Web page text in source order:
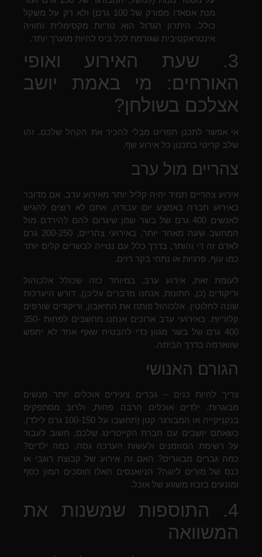
מנת אסאדו מפורק של 100 גרם) ולא רק על משקל
כולל. היתרון הגדול הוא טריות מקסימלית וחוויה
אינטראקטיבית שגורמת לכל ביס להיות מוערך יותר.
3. שעת האירוע ואופי
האורחים: מי באמת יושב
אצלכם בשולחן?
אי אפשר לתכנן תפריט מבלי להכיר את הקהל שלכם. זהו
שלב קריטי בתכנון כל אירוע שף.
צהריים מול ערב
אירוע צהריים תמיד יהיה קליל יותר מאירוע ערב. אם מדובר
באירוע חברה באמצע יום עבודה, אתם לא רוצים להגיש
לאנשים 400 גרם של בשר שמן שיגרום להם להירדם מול
המחשב שעה מאחר יותר. באירועי צהריים, 200-250 גרם
לאדם זה די והותר, בדרך כלל עם נטייה לבשרים קלים יותר
כמו עוף, פרגיות או נתחי בקר רזים.
לעומת זאת, אירוע ערב, במיוחד כזה שכולל אלכוהול
וריקודים (כן, חתונות, אנחנו מדברים עליכן), דורש היערכות
שונה לחלוטין. אלכוהול פותח את התיאבון, וריקודים שורפים
קלוריות. באירועי ערב ארוכים אנחנו מחשבים לפחות 350-
400 גרם של בשר מגוון כדי להבטיח שאף אחד לא יחפש
שווארמה בדרך הביתה.
הגורם האנושי
צריך להיות כנים – גברים צעירים אוכלים יותר מנשים
מבוגרות. ילדים אוכלים הרבה פחות, ולרוב מסתפקים
בנקניקייה או המבורגר קטן (תחשבו על 100-150 גרם לילד).
כשאתם יושבים עם חברת הקייטרינג שלכם, חשוב לעבור
על רשימת המוזמנים ולעשות הערכה גסה. כמה ילדים?
כמה גברים מבוגרים? האם זה אירוע של קבוצת רוגבי או
כנס של מורים ליוגה? הניואנסים האלו חוסכים המון כסף
ומונעים בזבוז משווע של אוכל.
4. התוספות שמשנות את
המשוואה